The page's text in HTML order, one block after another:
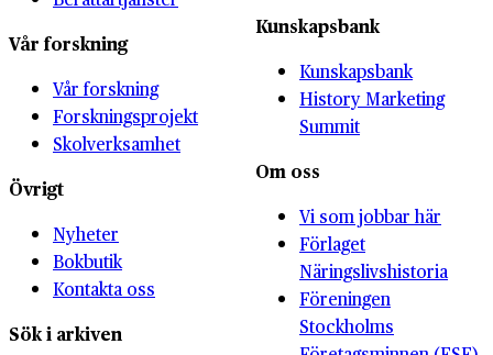
Vår forskning
Vår forskning
Forskningsprojekt
Skolverksamhet
Övrigt
Nyheter
Bokbutik
Kontakta oss
Sök i arkiven
Kunskapsbank
Kunskapsbank
History Marketing
Summit
Om oss
Vi som jobbar här
Förlaget
Näringslivshistoria
Föreningen
Stockholms